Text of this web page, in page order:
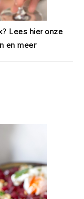
Lees hier onze
en meer